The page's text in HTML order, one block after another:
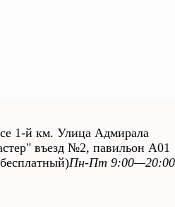
1-й км. Улица Адмирала
въезд №2, павильон А01
Пн-Пт